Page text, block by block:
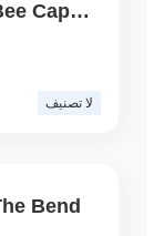
Bee Capital
لا تصنيف
Bend